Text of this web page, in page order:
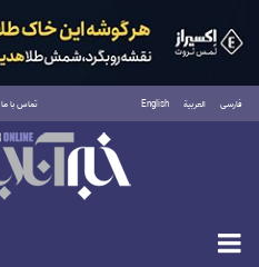
فارسی العربية English تماس با ما
دوشنبه ۱۹ مرداد ۱۴۰۵